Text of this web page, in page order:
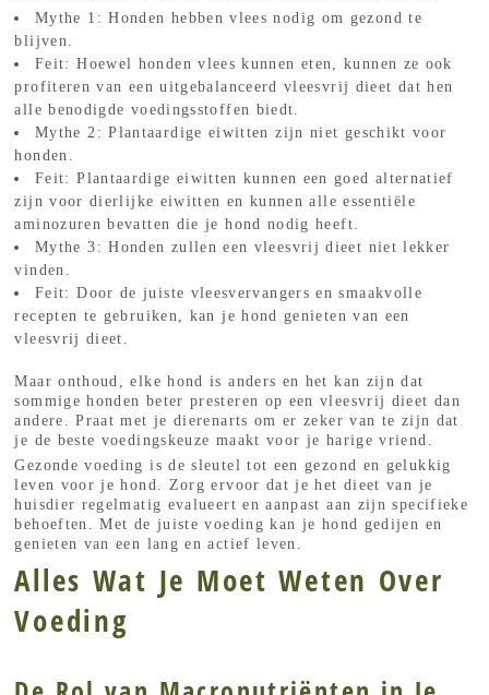
Mythe 1: Honden hebben vlees nodig om gezond te
blijven.
Feit: Hoewel honden vlees kunnen eten, kunnen ze ook
profiteren van een uitgebalanceerd vleesvrij dieet dat hen
alle benodigde voedingsstoffen biedt.
Mythe 2: Plantaardige eiwitten zijn niet geschikt voor
honden.
Feit: Plantaardige eiwitten kunnen een goed alternatief
zijn voor dierlijke eiwitten en kunnen alle essentiële
aminozuren bevatten die je hond nodig heeft.
Mythe 3: Honden zullen een vleesvrij dieet niet lekker
vinden.
Feit: Door de juiste vleesvervangers en smaakvolle
recepten te gebruiken, kan je hond genieten van een
vleesvrij dieet.
Maar onthoud, elke hond is anders en het kan zijn dat
sommige honden beter presteren op een vleesvrij dieet dan
andere. Praat met je dierenarts om er zeker van te zijn dat
je de beste voedingskeuze maakt voor je harige vriend.
Gezonde voeding is de sleutel tot een gezond en gelukkig
leven voor je hond. Zorg ervoor dat je het dieet van je
huisdier regelmatig evalueert en aanpast aan zijn specifieke
behoeften. Met de juiste voeding kan je hond gedijen en
genieten van een lang en actief leven.
Alles Wat Je Moet Weten Over
Voeding